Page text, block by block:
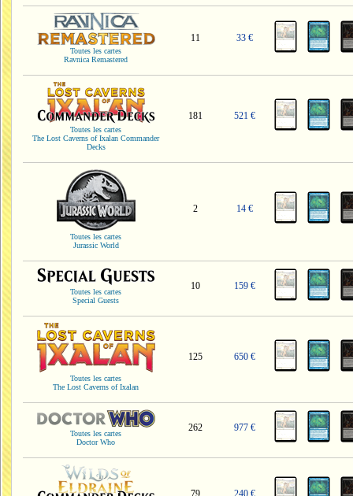
Toutes les cartes
Ravnica Remastered
11 33 €
Toutes les cartes
The Lost Caverns of Ixalan Commander
Decks
181 521 €
Toutes les cartes
Jurassic World
2 14 €
Toutes les cartes
Special Guests
10 159 €
Toutes les cartes
The Lost Caverns of Ixalan
125 650 €
Toutes les cartes
Doctor Who
262 977 €
79 240 €